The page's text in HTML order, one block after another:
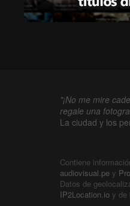
"¡No me mire
regale una
La ciudad y los
Contiene
audiovisual.pe y
Datos de
IP2Location.io y de